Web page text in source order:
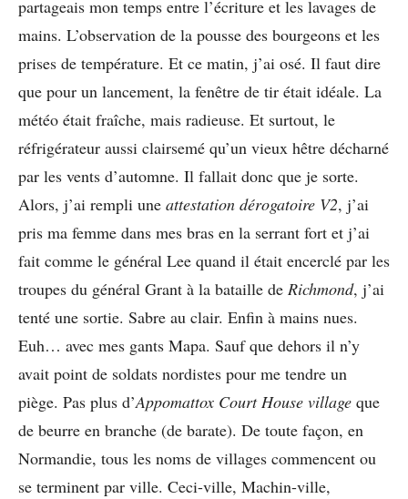
partageais mon temps entre l’écriture et les lavages de
mains. L’observation de la pousse des bourgeons et les
prises de température. Et ce matin, j’ai osé. Il faut dire
que pour un lancement, la fenêtre de tir était idéale. La
météo était fraîche, mais radieuse. Et surtout, le
réfrigérateur aussi clairsemé qu’un vieux hêtre décharné
par les vents d’automne. Il fallait donc que je sorte.
Alors, j’ai rempli une attestation dérogatoire V2, j’ai
pris ma femme dans mes bras en la serrant fort et j’ai
fait comme le général Lee quand il était encerclé par les
troupes du général Grant à la bataille de Richmond, j’ai
tenté une sortie. Sabre au clair. Enfin à mains nues.
Euh… avec mes gants Mapa. Sauf que dehors il n’y
avait point de soldats nordistes pour me tendre un
piège. Pas plus d’Appomattox Court House village que
de beurre en branche (de barate). De toute façon, en
Normandie, tous les noms de villages commencent ou
se terminent par ville. Ceci-ville, Machin-ville,